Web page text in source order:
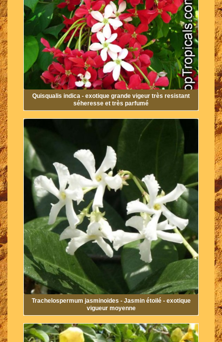
Quisqualis indica - exotique grande vigeur très resistant
séheresse et très parfumé
Trachelospermum jasminoides - Jasmin étoilé - exotique
vigueur moyenne